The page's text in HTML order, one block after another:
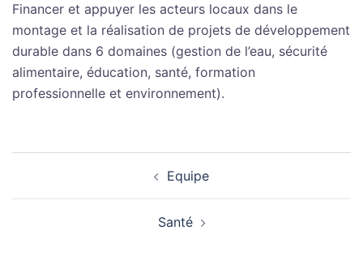
Financer et appuyer les acteurs locaux dans le
montage et la réalisation de projets de développement
durable dans 6 domaines (gestion de l’eau, sécurité
alimentaire, éducation, santé, formation
professionnelle et environnement).
Equipe
Santé